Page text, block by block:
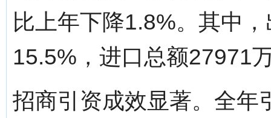
比上年下降1.8%。其中
15.5%，进口总额27971
招商引资成效显著。全年